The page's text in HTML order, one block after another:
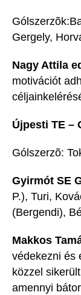
Gergely,
Nagy Attila
motivációt
Újpesti TE –
Gólszerzõ:
Gyirmót SE
P.), Turi,
(Bergendi),
Makkos
védekezni és
közzel
amennyi